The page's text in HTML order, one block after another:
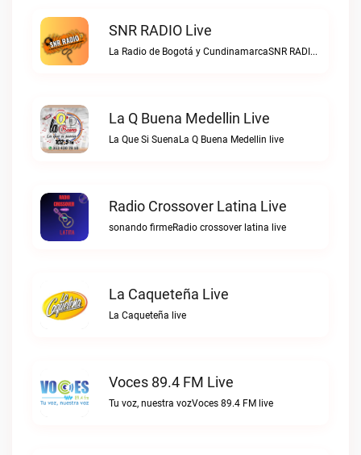
SNR RADIO Live
La Radio de Bogotá y CundinamarcaSNR RADIO live
La Q Buena Medellin Live
La Que Si SuenaLa Q Buena Medellin live
Radio Crossover Latina Live
sonando firmeRadio crossover latina live
La Caqueteña Live
La Caqueteña live
Voces 89.4 FM Live
Tu voz, nuestra vozVoces 89.4 FM live